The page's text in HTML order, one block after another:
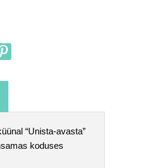
“Unista-avasta”
koduses